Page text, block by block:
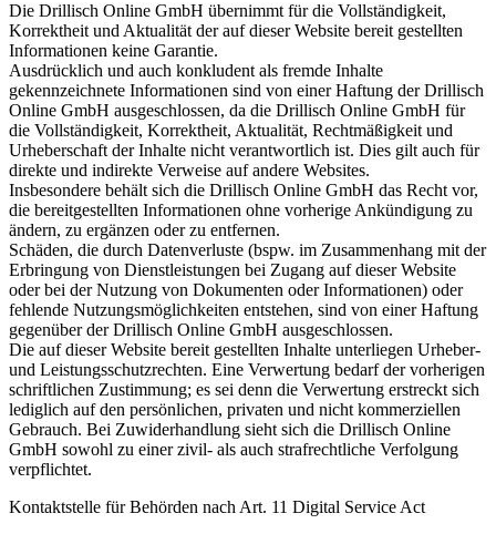
Die Drillisch Online GmbH übernimmt für die Vollständigkeit,
Korrektheit und Aktualität der auf dieser Website bereit gestellten
Informationen keine Garantie.
Ausdrücklich und auch konkludent als fremde Inhalte
gekennzeichnete Informationen sind von einer Haftung der Drillisch
Online GmbH ausgeschlossen, da die Drillisch Online GmbH für
die Vollständigkeit, Korrektheit, Aktualität, Rechtmäßigkeit und
Urheberschaft der Inhalte nicht verantwortlich ist. Dies gilt auch für
direkte und indirekte Verweise auf andere Websites.
Insbesondere behält sich die Drillisch Online GmbH das Recht vor,
die bereitgestellten Informationen ohne vorherige Ankündigung zu
ändern, zu ergänzen oder zu entfernen.
Schäden, die durch Datenverluste (bspw. im Zusammenhang mit der
Erbringung von Dienstleistungen bei Zugang auf dieser Website
oder bei der Nutzung von Dokumenten oder Informationen) oder
fehlende Nutzungsmöglichkeiten entstehen, sind von einer Haftung
gegenüber der Drillisch Online GmbH ausgeschlossen.
Die auf dieser Website bereit gestellten Inhalte unterliegen Urheber-
und Leistungsschutzrechten. Eine Verwertung bedarf der vorherigen
schriftlichen Zustimmung; es sei denn die Verwertung erstreckt sich
lediglich auf den persönlichen, privaten und nicht kommerziellen
Gebrauch. Bei Zuwiderhandlung sieht sich die Drillisch Online
GmbH sowohl zu einer zivil- als auch strafrechtliche Verfolgung
verpflichtet.
Kontaktstelle für Behörden nach Art. 11 Digital Service Act